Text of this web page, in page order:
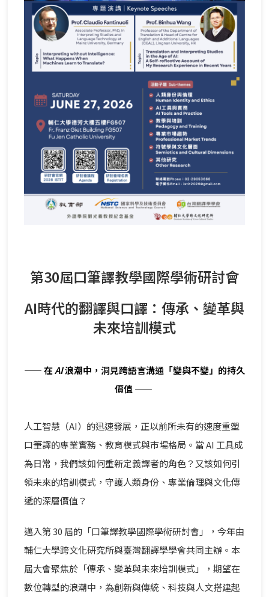
第30屆口筆譯教學國際學術研討會
AI時代的翻譯與口譯：傳承、變革與
未來培訓模式
—— 在AI浪潮中，洞見跨語言溝通「變與不變」的持久
價值 ——
人工智慧（AI）的迅速發展，正以前所未有的速度重塑
口筆譯的專業實務、教育模式與市場格局。當 AI 工具成
為日常，我們該如何重新定義譯者的角色？又該如何引
領未來的培訓模式，守護人類身份、專業倫理與文化傳
遞的深層價值？
邁入第 30 屆的「口筆譯教學國際學術研討會」，今年由
輔仁大學跨文化研究所與臺灣翻譯學學會共同主辦。本
屆大會聚焦於「傳承、變革與未來培訓模式」，期望在
數位轉型的浪潮中，為創新與傳統、科技與人文搭建起